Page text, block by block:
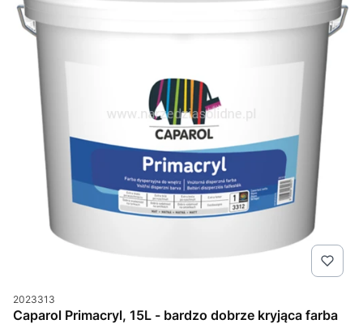
Kod produktu
2023313
Caparol Primacryl, 15L - bardzo dobrze kryjąca farba